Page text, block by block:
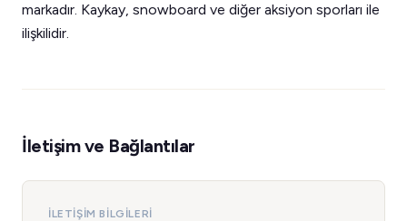
markadır. Kaykay, snowboard ve diğer aksiyon sporları ile
ilişkilidir.
İletişim ve Bağlantılar
İLETIŞIM BILGILERI